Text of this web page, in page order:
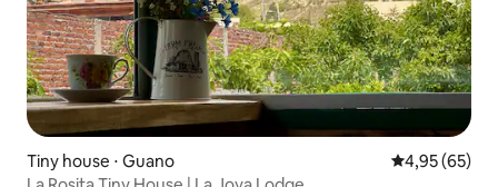
Tiny house ⋅ Guano Évaluation
4,95 (65)